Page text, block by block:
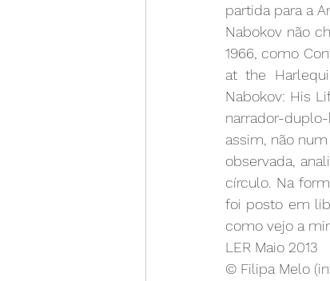
partida para a
Nabokov não
1966, como
at the
Nabokov: His
narrador-
assim, não
observada,
círculo. Na
foi posto em
como vejo a
LER Maio 2013
© Filipa Melo